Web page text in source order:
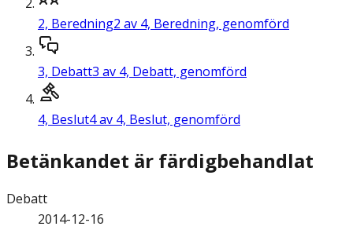
2, Beredning2 av 4, Beredning, genomförd
3, Debatt3 av 4, Debatt, genomförd
4, Beslut4 av 4, Beslut, genomförd
Betänkandet är färdigbehandlat
Debatt
2014-12-16